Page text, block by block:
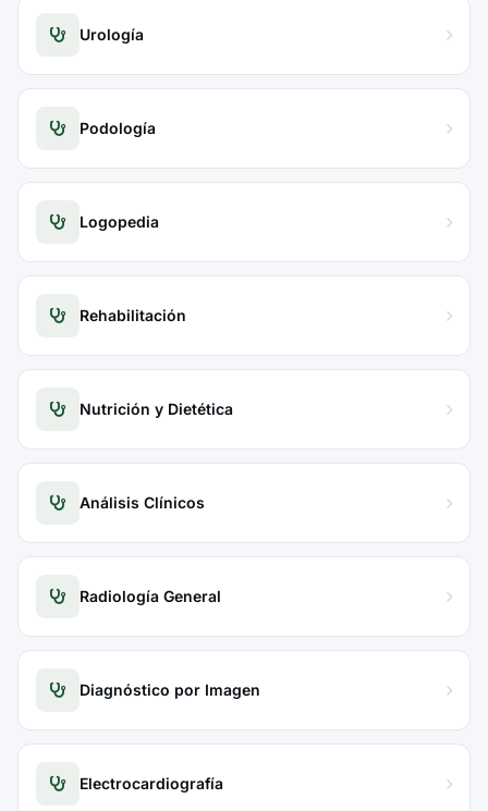
Urología
Podología
Logopedia
Rehabilitación
Nutrición y Dietética
Análisis Clínicos
Radiología General
Diagnóstico por Imagen
Electrocardiografía